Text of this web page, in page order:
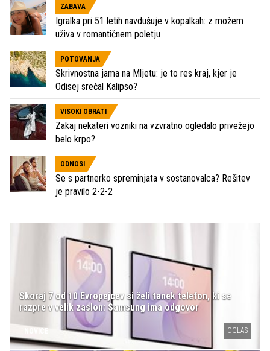
ZABAVA
Igralka pri 51 letih navdušuje v kopalkah: z možem
uživa v romantičnem poletju
POTOVANJA
Skrivnostna jama na Mljetu: je to res kraj, kjer je
Odisej srečal Kalipso?
VISOKI OBRATI
Zakaj nekateri vozniki na vzvratno ogledalo privežejo
belo krpo?
ODNOSI
Se s partnerko spreminjata v sostanovalca? Rešitev
je pravilo 2-2-2
Skoraj 7 od 10 Evropejcev si želi tanek telefon, ki se
razpre v velik zaslon: Samsung ima odgovor
NOVICE OGLAS